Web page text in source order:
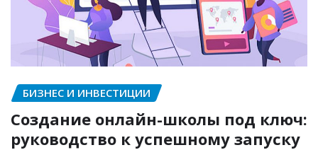
БИЗНЕС И ИНВЕСТИЦИИ
Создание онлайн-школы под ключ:
руководство к успешному запуску